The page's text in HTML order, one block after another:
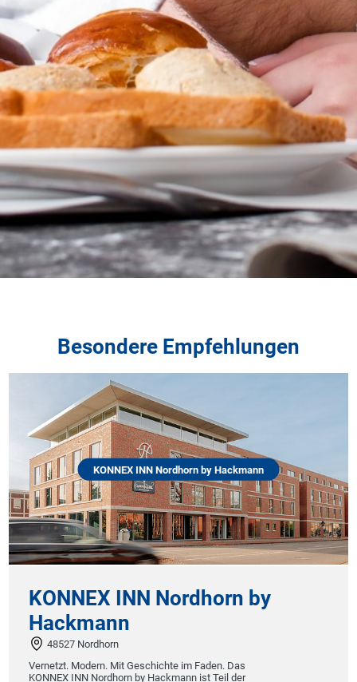
Besondere Empfehlungen
KONNEX INN Nordhorn by Hackmann
KONNEX INN Nordhorn by
Hackmann
48527 Nordhorn
Vernetzt. Modern. Mit Geschichte im Faden. Das
KONNEX INN Nordhorn by Hackmann ist Teil der